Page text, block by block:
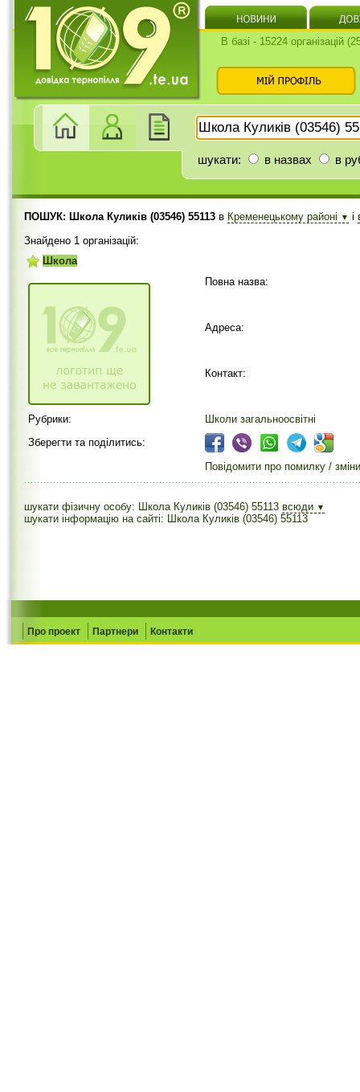
В базі - 15224 організацій
шукати: в назвах в
ПОШУК: Школа Куликів (03546) 55113 в Кременецькому районі ▼ і
Знайдено 1 організацій:
Школа
Повна назва:
Адреса:
Контакт:
Рубрики:
Школи загальноосвітні
Зберегти та поділитись:
Повідомити про помилку / зміни
шукати фізичну особу: Школа Куликів (03546) 55113 всюди ▼
шукати інформацію на сайті: Школа Куликів (03546) 55113
Про проект Партнери Контакти